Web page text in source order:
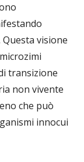
visione
transizione
non vivente
che può
innocui